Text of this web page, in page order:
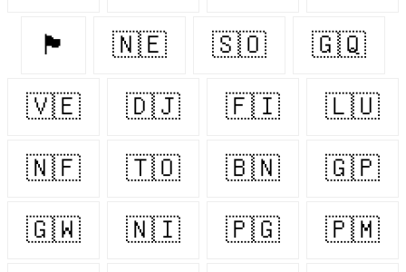
🏴󠁧󠁢󠁷󠁬󠁳󠁿 🇳🇪 🇸🇴 🇬🇶
🇻🇪 🇩🇯 🇫🇮 🇱🇺
🇳🇫 🇹🇴 🇧🇳 🇬🇵
🇬🇼 🇳🇮 🇵🇬 🇵🇲